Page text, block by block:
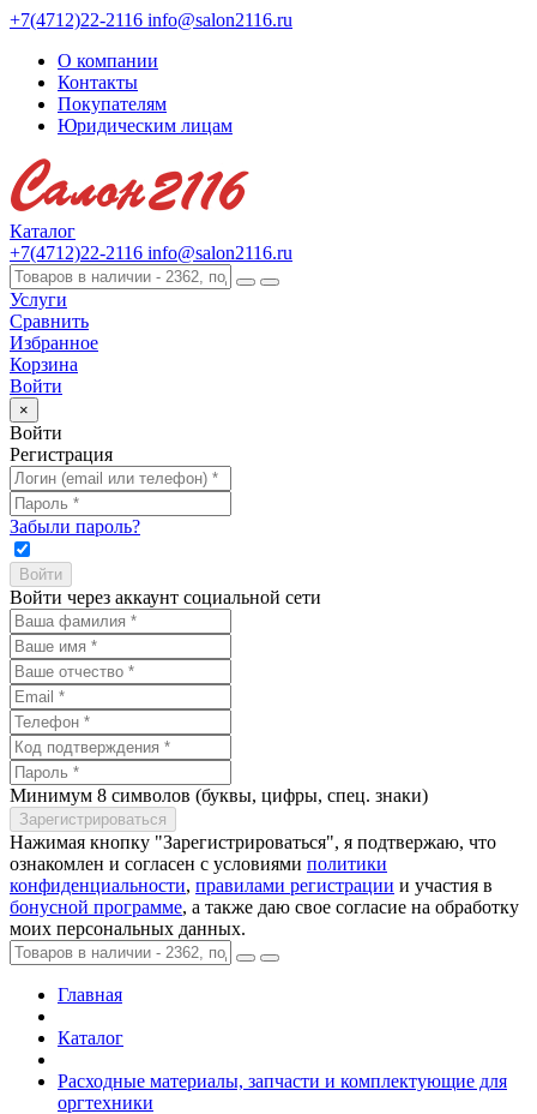
+7(4712)22-2116 info@salon2116.ru
О компании
Контакты
Покупателям
Юридическим лицам
Каталог
+7(4712)22-2116 info@salon2116.ru
Услуги
Сравнить
Избранное
Корзина
Войти
×
Войти
Регистрация
Забыли пароль?
Войти через аккаунт социальной сети
Минимум 8 символов (буквы, цифры, спец. знаки)
Нажимая кнопку "Зарегистрироваться", я подтвержаю, что
ознакомлен и согласен с условиями политики
конфиденциальности, правилами регистрации и участия в
бонусной программе, а также даю свое согласие на обработку
моих персональных данных.
Главная
Каталог
Расходные материалы, запчасти и комплектующие для
оргтехники